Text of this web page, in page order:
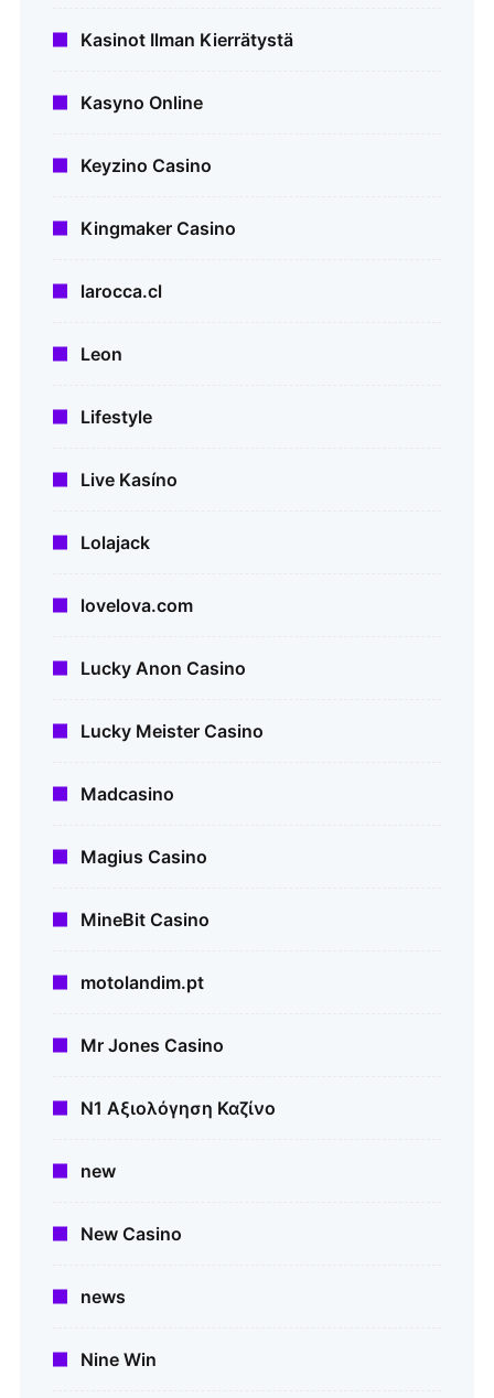
Kasinot Ilman Kierrätystä
Kasyno Online
Keyzino Casino
Kingmaker Casino
larocca.cl
Leon
Lifestyle
Live Kasíno
Lolajack
lovelova.com
Lucky Anon Casino
Lucky Meister Casino
Madcasino
Magius Casino
MineBit Casino
motolandim.pt
Mr Jones Casino
N1 Αξιολόγηση Καζίνο
new
New Casino
news
Nine Win